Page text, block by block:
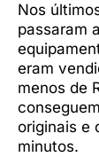
Nos
passaram
eram
menos de
originais e
minutos.